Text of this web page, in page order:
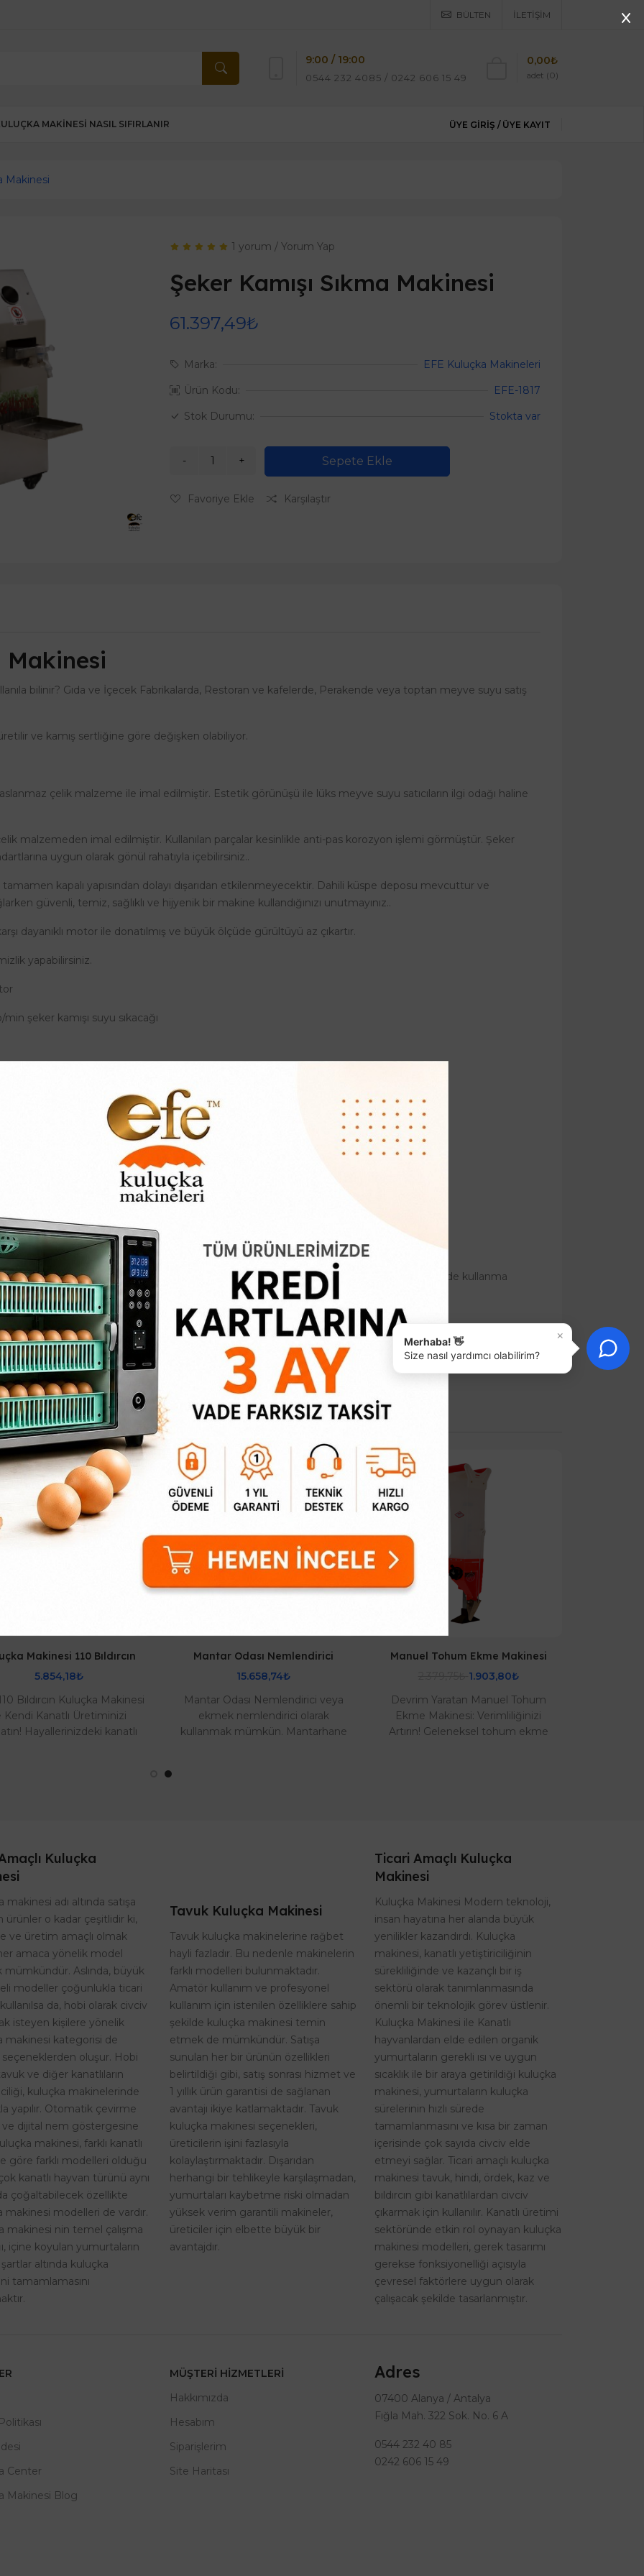
BÜLTEN İLETIŞIM
9:00 / 19:00
0544 232 4085 / 0242 606 15 49 adet (0)
0,00₺
MAKINESI NASIL SIFIRLANIR ÜYE GIRIŞ / ÜYE KAYIT
Makinesi
1 yorum / Yorum Yap
Şeker Kamışı Sıkma Makinesi
61.397,49₺
Marka:
EFE Kuluçka Makineleri
Ürün Kodu:
EFE-1817
Stok Durumu:
Stokta var
Sepete Ekle
Favoriye Ekle Karşılaştır
Makinesi
bilinir? Gıda ve İçecek Fabrikalarda, Restoran ve kafelerde, Perakende veya toptan meyve suyu satış
ve kamış sertliğine göre değişken olabiliyor.
çelik malzeme ile imal edilmiştir. Estetik görünüşü ile lüks meyve suyu satıcıların ilgi odağı haline
malzemeden imal edilmiştir. Kullanılan parçalar kesinlikle anti-pas korozyon işlemi görmüştür. Şeker
uygun olarak gönül rahatıyla içebilirsiniz..
kapalı yapısından dolayı dışarıdan etkilenmeyecektir. Dahili küspe deposu mevcuttur ve
güvenli, temiz, sağlıklı ve hijyenik bir makine kullandığınızı unutmayınız..
dayanıklı motor ile donatılmış ve büyük ölçüde gürültüyü az çıkartır.
yapabilirsiniz.
min şeker kamışı suyu sıkacağı
* 550mm
Paslanmaz çelik
dükkanlar, süpermarketler, taze meyve sıkan satıcılar ve çok daha benzer yerlerde kullanma
Makinesi 110 Bıldırcın
5.854,18₺
Bıldırcın Kuluçka Makinesi
Kendi Kanatlı Üretiminizi
Hayallerinizdeki kanatlı
Mantar Odası Nemlendirici
15.658,74₺
Mantar Odası Nemlendirici veya
ekmek nemlendirici olarak
kullanmak mümkün. Mantarhane
Manuel Tohum Ekme Makinesi
1.903,80₺
Devrim Yaratan Manuel Tohum
Ekme Makinesi: Verimliliğinizi
Artırın! Geleneksel tohum ekme
Kuluçka
makinesi adı altında satışa
ürünler o kadar çeşitlidir ki,
ve üretim amaçlı olmak
amaca yönelik model
mümkündür. Aslında, büyük
modeller çoğunlukla ticari
da, hobi olarak civciv
isteyen kişilere yönelik
makinesi kategorisi de
oluşur. Hobi
ve diğer kanatlıların
kuluçka makinelerinde
yapılır. Otomatik çevirme
ve dijital nem göstergesine
makinesi, farklı kanatlı
göre farklı modelleri olduğu
kanatlı hayvan türünü aynı
çoğaltabilecek özellikte
makinesi modelleri de vardır.
makinesi nin temel çalışma
içine koyulan yumurtaların
altında kuluçka
tamamlamasını
Tavuk Kuluçka Makinesi
Tavuk kuluçka makinelerine rağbet
hayli fazladır. Bu nedenle makinelerin
farklı modelleri bulunmaktadır.
Amatör kullanım ve profesyonel
kullanım için istenilen özelliklere sahip
şekilde kuluçka makinesi temin
etmek de mümkündür. Satışa
sunulan her bir ürünün özellikleri
belirtildiği gibi, satış sonrası hizmet ve
1 yıllık ürün garantisi de sağlanan
avantajı ikiye katlamaktadır. Tavuk
kuluçka makinesi seçenekleri,
üreticilerin işini fazlasıyla
kolaylaştırmaktadır. Dışarıdan
herhangi bir tehlikeyle karşılaşmadan,
yumurtaları kaybetme riski olmadan
yüksek verim garantili makineler,
üreticiler için elbette büyük bir
avantajdır.
Ticari Amaçlı Kuluçka
Makinesi
Kuluçka Makinesi Modern teknoloji,
insan hayatına her alanda büyük
yenilikler kazandırdı. Kuluçka
makinesi, kanatlı yetiştiriciliğinin
sürekliliğinde ve kazançlı bir iş
sektörü olarak tanımlanmasında
önemli bir teknolojik görev üstlenir.
Kuluçka Makinesi ile Kanatlı
hayvanlardan elde edilen organik
yumurtaların gerekli ısı ve uygun
sıcaklık ile bir araya getirildiği kuluçka
makinesi, yumurtaların kuluçka
sürelerinin hızlı sürede
tamamlanmasını ve kısa bir zaman
içerisinde çok sayıda civciv elde
etmeyi sağlar. Ticari amaçlı kuluçka
makinesi tavuk, hindi, ördek, kaz ve
bıldırcın gibi kanatlılardan civciv
çıkarmak için kullanılır. Kanatlı üretimi
sektöründe etkin rol oynayan kuluçka
makinesi modelleri, gerek tasarımı
gerekse fonksiyonelliği açısıyla
çevresel faktörlere uygun olarak
çalışacak şekilde tasarlanmıştır.
Center
Makinesi Blog
MÜŞTERI HIZMETLERI
Hakkımızda
Hesabım
Siparişlerim
Site Haritası
Adres
07400 Alanya / Antalya
Fığla Mah. 322 Sok. No. 6 A
0544 232 40 85
0242 606 15 49
×
Merhaba! 👋
Size nasıl yardımcı olabilirim?